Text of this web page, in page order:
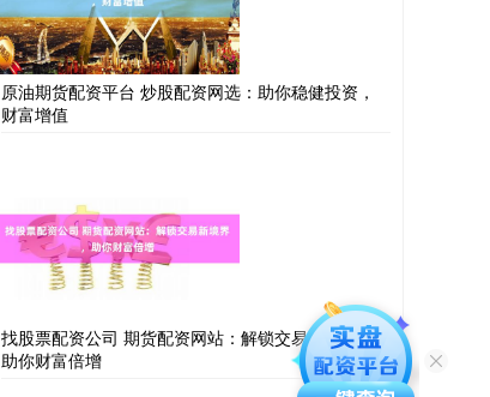
原油期货配资平台 炒股配资网选：助你稳健投资，
财富增值
找股票配资公司 期货配资网站：解锁交易新境界，
助你财富倍增